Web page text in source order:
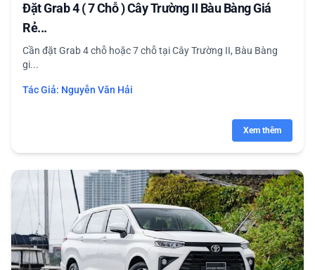
Đặt Grab 4 ( 7 Chỗ ) Cây Trường II Bàu Bàng Giá
Rẻ...
Cần đặt Grab 4 chỗ hoặc 7 chỗ tại Cây Trường II, Bàu Bàng
gi...
Tác Giả: Nguyễn Văn Hải
Xem thêm